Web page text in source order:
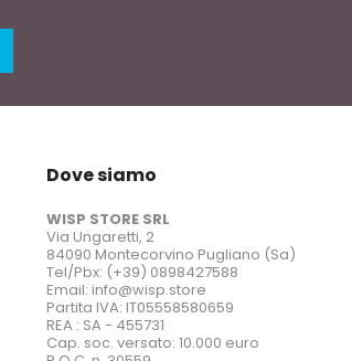
Dove siamo
WISP STORE SRL
Via Ungaretti, 2
84090 Montecorvino Pugliano (Sa)
Tel/Pbx: (+39) 0898427588
Email: info@wisp.store
Partita IVA: IT05558580659
REA : SA - 455731
Cap. soc. versato: 10.000 euro